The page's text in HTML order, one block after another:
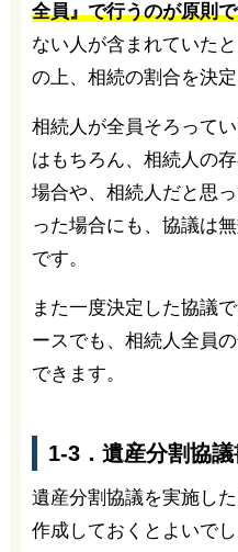
全員』で行うのが原則
ない人が含まれていた
の上、相続の割合を決定
相続人が全員そろって
はもちろん、相続人の
場合や、相続人だと思
った場合にも、協議は
です。
また一度決定した協議
ースでも、相続人全員
できます。
1-3．遺産分割協
遺産分割協議を実施し
作成しておくとよいでし